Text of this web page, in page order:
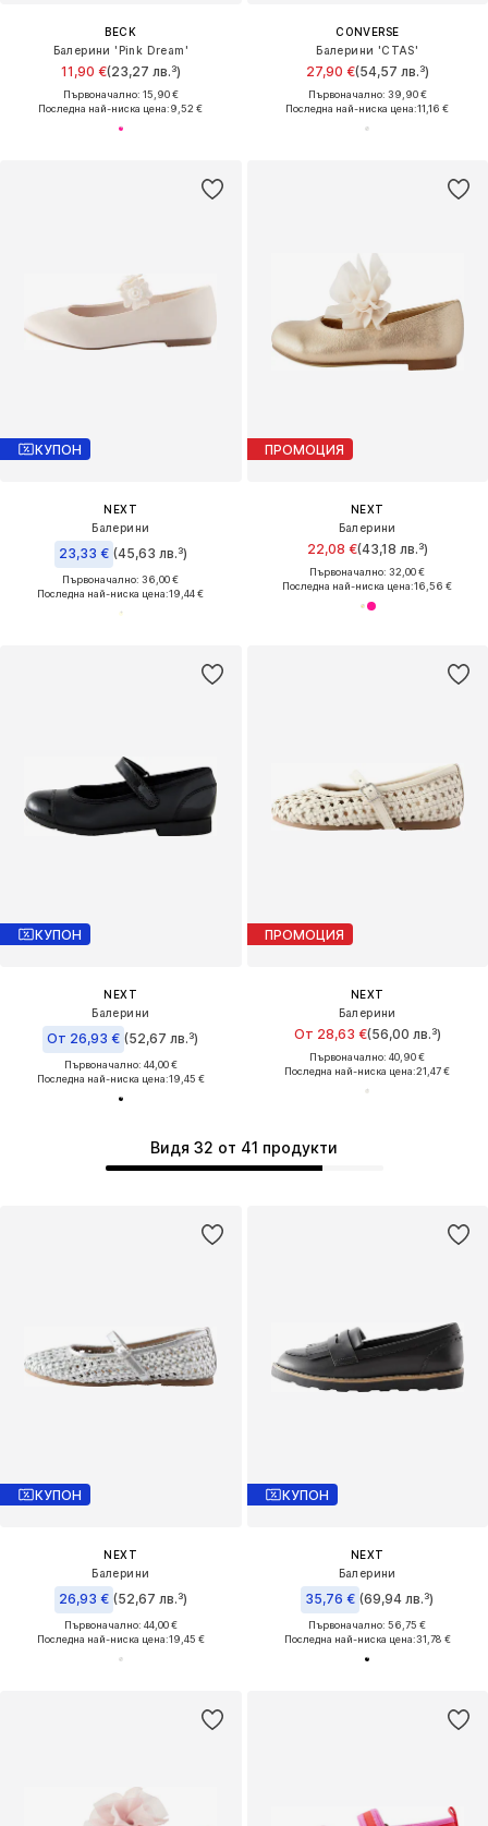
BECK
Балерини 'Pink Dream'
11,90 €(23,27 лв.³)
Първоначално: 15,90 €
Последна най-ниска цена:9,52 €
CONVERSE
Балерини 'CTAS'
27,90 €(54,57 лв.³)
Първоначално: 39,90 €
Последна най-ниска цена:11,16 €
КУПОН
NEXT
Балерини
23,33 € (45,63 лв.³)
Първоначално: 36,00 €
Последна най-ниска цена:19,44 €
ПРОМОЦИЯ
NEXT
Балерини
22,08 €(43,18 лв.³)
Първоначално: 32,00 €
Последна най-ниска цена:16,56 €
КУПОН
NEXT
Балерини
От 26,93 € (52,67 лв.³)
Първоначално: 44,00 €
Последна най-ниска цена:19,45 €
ПРОМОЦИЯ
NEXT
Балерини
От 28,63 €(56,00 лв.³)
Първоначално: 40,90 €
Последна най-ниска цена:21,47 €
Видя 32 от 41 продукти
КУПОН
NEXT
Балерини
26,93 € (52,67 лв.³)
Първоначално: 44,00 €
Последна най-ниска цена:19,45 €
КУПОН
NEXT
Балерини
35,76 € (69,94 лв.³)
Първоначално: 56,75 €
Последна най-ниска цена:31,78 €